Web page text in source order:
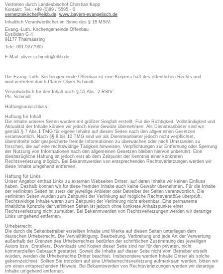
Vertreten durch Landesbischof Christian Kopp
Kontakt: Tel.: +49 (0)89 / 5595 - 0
vernetztekirche@elkb.de, www.bayern-evangelisch.de
Inhaltlich Verantwortlicher im Sinne des § 18 MStV:
Evang.-Luth. Kirchengemeinde Offenbau
Eysölden G 4
91177 Thalmässing
Tele: 09173/77995
E-Mail: oliver.schmidt@elkb.de
Die Evang.-Luth. Kirchengemeinde Offenbau ist eine Körperschaft des öffentlichen Rechts und
wird vertreten durch Pfarrer Oliver Schmidt.
Verantwortlich für den Inhalt nach § 55 Abs. 2 RStV:
Pfr. Schmidt
Haftungsausschluss:
Haftung für Inhalt
Die Inhalte unserer Seiten wurden mit größter Sorgfalt erstellt. Für die Richtigkeit, Vollständigkeit und
Aktualität der Inhalte können wir jedoch keine Gewähr übernehmen. Als Diensteanbieter sind wir
gemäß § 7 Abs.1 TMG für eigene Inhalte auf diesen Seiten nach den allgemeinen Gesetzen
verantwortlich. Nach §§ 8 bis 10 TMG sind wir als Diensteanbieter jedoch nicht verpflichtet,
übermittelte oder gespeicherte fremde Informationen zu überwachen oder nach Umständen zu
forschen, die auf eine rechtswidrige Tätigkeit hinweisen. Verpflichtungen zur Entfernung oder Sperrung
der Nutzung von Informationen nach den allgemeinen Gesetzen bleiben hiervon unberührt. Eine
diesbezügliche Haftung ist jedoch erst ab dem Zeitpunkt der Kenntnis einer konkreten
Rechtsverletzung möglich. Bei Bekanntwerden von entsprechenden Rechtsverletzungen werden wir
diese Inhalte umgehend entfernen.
Haftung für Links
Unser Angebot enthält Links zu externen Webseiten Dritter, auf deren Inhalte wir keinen Einfluss
haben. Deshalb können wir für diese fremden Inhalte auch keine Gewähr übernehmen. Für die Inhalte
der verlinkten Seiten ist stets der jeweilige Anbieter oder Betreiber der Seiten verantwortlich. Die
verlinkten Seiten wurden zum Zeitpunkt der Verlinkung auf mögliche Rechtsverstöße überprüft.
Rechtswidrige Inhalte waren zum Zeitpunkt der Verlinkung nicht erkennbar. Eine permanente
inhaltliche Kontrolle der verlinkten Seiten ist jedoch ohne konkrete Anhaltspunkte einer
Rechtsverletzung nicht zumutbar. Bei Bekanntwerden von Rechtsverletzungen werden wir derartige
Links umgehend entfernen.
Urheberrecht
Die durch die Seitenbetreiber erstellten Inhalte und Werke auf diesen Seiten unterliegen dem
deutschen Urheberrecht. Die Vervielfältigung, Bearbeitung, Verbreitung und jede Art der Verwertung
außerhalb der Grenzen des Urheberrechtes bedürfen der schriftlichen Zustimmung des jeweiligen
Autors bzw. Erstellers. Downloads und Kopien dieser Seite sind nur für den privaten, nicht
kommerziellen Gebrauch gestattet. Soweit die Inhalte auf dieser Seite nicht vom Betreiber erstellt
wurden, werden die Urheberrechte Dritter beachtet. Insbesondere werden Inhalte Dritter als solche
gekennzeichnet. Sollten Sie trotzdem auf eine Urheberrechtsverletzung aufmerksam werden, bitten wir
um einen entsprechenden Hinweis. Bei Bekanntwerden von Rechtsverletzungen werden wir derartige
Inhalte umgehend entfernen.